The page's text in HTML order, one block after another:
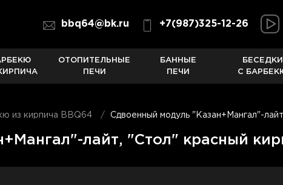
bbq64@bk.ru +7(987)325-12-26
ОТОПИТЕЛЬНЫЕ
ПЕЧИ
БАННЫЕ
ПЕЧИ
БЕСЕДКИ
С
из кирпича BBQ64 Сдвоенный модуль "Казан+Мангал"-
лайт, "Стол" красный